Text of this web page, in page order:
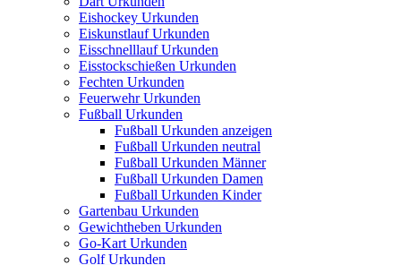
Eishockey Urkunden
Eiskunstlauf Urkunden
Eisschnelllauf Urkunden
Eisstockschießen Urkunden
Fechten Urkunden
Feuerwehr Urkunden
Fußball Urkunden
Fußball Urkunden anzeigen
Fußball Urkunden neutral
Fußball Urkunden Männer
Fußball Urkunden Damen
Fußball Urkunden Kinder
Gartenbau Urkunden
Gewichtheben Urkunden
Go-Kart Urkunden
Golf Urkunden